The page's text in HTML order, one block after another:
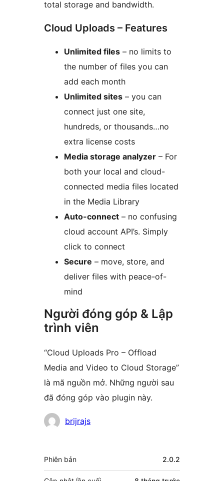
total storage and bandwidth.
Cloud Uploads – Features
Unlimited files – no limits to
the number of files you can
add each month
Unlimited sites – you can
connect just one site,
hundreds, or thousands…no
extra license costs
Media storage analyzer – For
both your local and cloud-
connected media files located
in the Media Library
Auto-connect – no confusing
cloud account API’s. Simply
click to connect
Secure – move, store, and
deliver files with peace-of-
mind
Người đóng góp & Lập
trình viên
“Cloud Uploads Pro – Offload
Media and Video to Cloud Storage”
là mã nguồn mở. Những người sau
đã đóng góp vào plugin này.
Những
góp
brijrajs
Meta
Phiên bản 2.0.2